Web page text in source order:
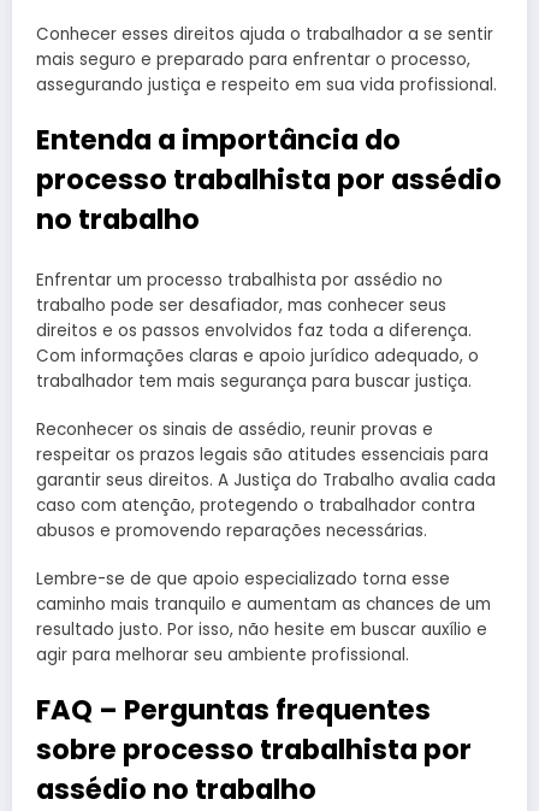
Conhecer esses direitos ajuda o trabalhador a se sentir
mais seguro e preparado para enfrentar o processo,
assegurando justiça e respeito em sua vida profissional.
Entenda a importância do
processo trabalhista por assédio
no trabalho
Enfrentar um processo trabalhista por assédio no
trabalho pode ser desafiador, mas conhecer seus
direitos e os passos envolvidos faz toda a diferença.
Com informações claras e apoio jurídico adequado, o
trabalhador tem mais segurança para buscar justiça.
Reconhecer os sinais de assédio, reunir provas e
respeitar os prazos legais são atitudes essenciais para
garantir seus direitos. A Justiça do Trabalho avalia cada
caso com atenção, protegendo o trabalhador contra
abusos e promovendo reparações necessárias.
Lembre-se de que apoio especializado torna esse
caminho mais tranquilo e aumentam as chances de um
resultado justo. Por isso, não hesite em buscar auxílio e
agir para melhorar seu ambiente profissional.
FAQ – Perguntas frequentes
sobre processo trabalhista por
assédio no trabalho